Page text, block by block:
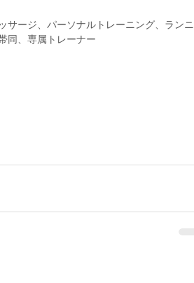
サージ、パーソナルトレーニング、ランニ
同、専属トレーナー